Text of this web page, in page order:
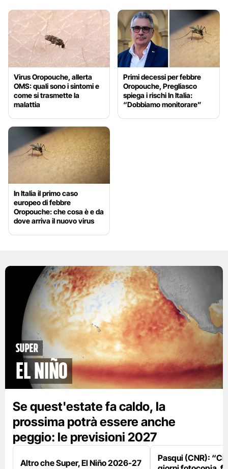
Virus Oropouche, allerta
OMS: quali sono i sintomi e
come si trasmette la
malattia
Primi decessi per febbre
Oropouche, Pregliasco
spiega i rischi In Italia:
“Dobbiamo monitorare”
In Italia il primo caso
europeo di febbre
Oropouche: che cosa è e da
dove arriva il nuovo virus
Super
El Niño
Se quest'estate fa caldo, la
prossima potrà essere anche
peggio: le previsioni 2027
Altro che Super, El Niño 2026-27
Pasqui (CNR):